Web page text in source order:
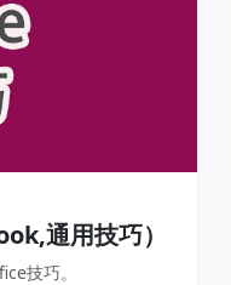
通用技巧）
技巧。